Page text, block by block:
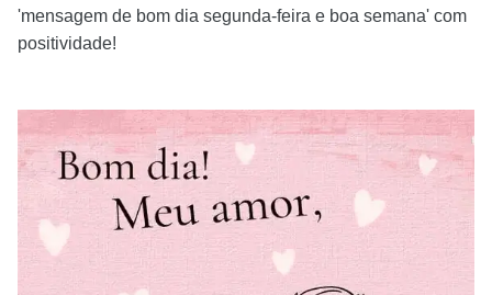
'mensagem de bom dia segunda-feira e boa semana' com
positividade!